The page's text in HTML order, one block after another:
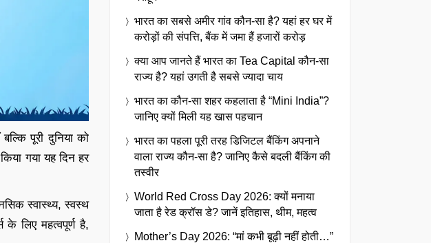
पूरी दुनिया को
गया यह दिन हर
स्वास्थ्य, स्वस्थ
लिए महत्वपूर्ण है,
भारत का सबसे अमीर गांव कौन-सा है? यहां हर घर में
करोड़ों की संपत्ति, बैंक में जमा हैं हजारों करोड़
क्या आप जानते हैं भारत का Tea Capital कौन-सा
राज्य है? यहां उगती है सबसे ज्यादा चाय
भारत का कौन-सा शहर कहलाता है “Mini India”?
जानिए क्यों मिली यह खास पहचान
भारत का पहला पूरी तरह डिजिटल बैंकिंग अपनाने
वाला राज्य कौन-सा है? जानिए कैसे बदली बैंकिंग की
तस्वीर
World Red Cross Day 2026: क्यों मनाया
जाता है रेड क्रॉस डे? जानें इतिहास, थीम, महत्व
Mother’s Day 2026: “मां कभी बूढ़ी नहीं होती…”